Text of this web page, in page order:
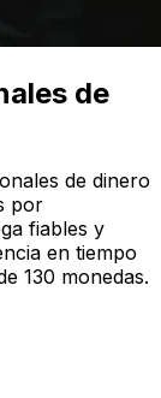
de
de dinero
por
fiables y
en tiempo
130 monedas.